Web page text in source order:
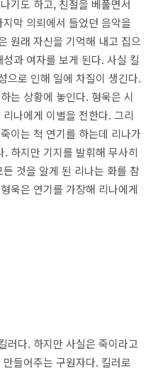
기도 하고, 친절을 베풀면서
막 의뢰에서 들었던 음악을
원래 자신을 기억해 내고 집으
과 여자를 보게 된다. 사실 킬
으로 인해 일에 차질이 생긴다.
는 상황에 놓인다. 형욱은 시
나에게 이별을 전한다. 그리
이는 척 연기를 하는데 리나가
. 하지만 기지를 발휘해 무사히
든 것을 알게 된 리나는 화를 참
형욱은 연기를 가장해 리나에게
러다. 하지만 사실은 죽이라고
만들어주는 구원자다. 킬러로